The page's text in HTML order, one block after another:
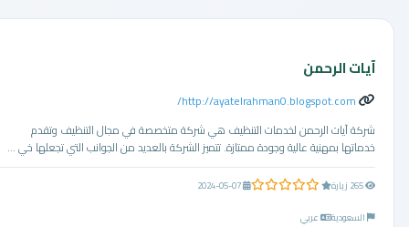
آيات الرحمن
http://ayatelrahman0.blogspot.com/
شركة آيات الرحمن لخدمات التنظيف هي شركة متخصصة في مجال التنظيف وتقدم
خدماتها بمهنية عالية وجودة ممتازة. تتميز الشركة بالعديد من الجوانب التي تجعلها خي ...
0.0 من 5 نجوم
2024-05-07
السعودية
عربي